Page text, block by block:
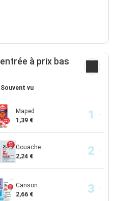
à prix bas
Souvent vu
Maped
1,39 €
Gouache
2,24 €
Canson
2,66 €